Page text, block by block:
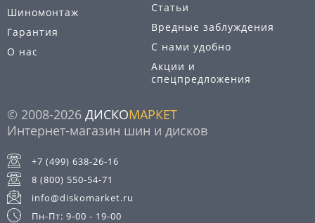
Шиномонтаж
Гарантия
О нас
Статьи
Вредные заблуждения
С нами удобно
Акции и
спецпредложения
© 2008-2026 ДИСКОМАРКЕТ
Интернет-магазин шин и дисков
+7 (499) 638-26-16
8 (800) 550-54-71
info@diskomarket.ru
Пн-Пт: 9-00 - 19-00